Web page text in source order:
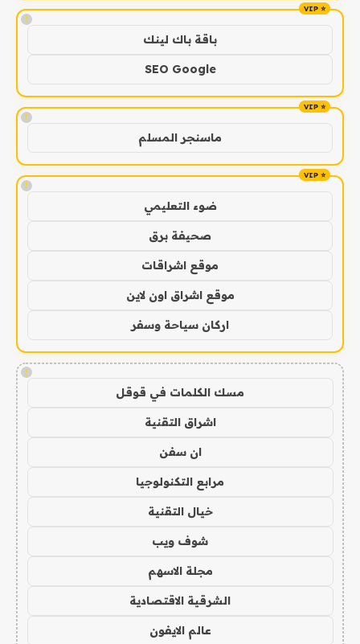
!
باقة باك لينك
SEO Google
!
ماسنجر المسلم
!
ضوء التعليمي
صحيفة برق
موقع اشراقات
موقع اشراق اون لاين
اركان سياحة وسفر
!
مسك الكلمات في قوقل
اشراق التقنية
ان سفن
مرابع التكنولوجيا
خيال التقنية
شوف ويب
مجلة الاسهم
الشرقية الاقتصادية
عالم الايفون